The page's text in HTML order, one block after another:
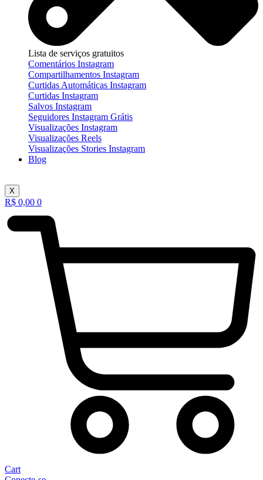
Lista de serviços gratuitos
Comentários Instagram
Compartilhamentos Instagram
Curtidas Automáticas Instagram
Curtidas Instagram
Salvos Instagram
Seguidores Instagram Grátis
Visualizações Instagram
Visualizações Reels
Visualizações Stories Instagram
Blog
X
R$ 0,00 0
Cart